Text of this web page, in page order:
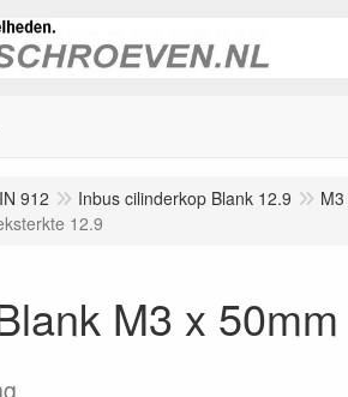
912 Inbus cilinderkop Blank 12.9
M3
12.9
M3 x